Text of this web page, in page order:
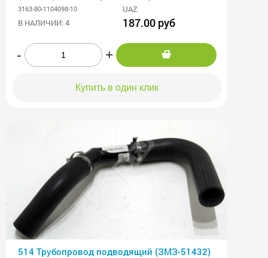
3163-80-1104098-10
UAZ
В НАЛИЧИИ: 4
187.00 руб
- +
Купить в один клик
514 Трубопровод подводящий (ЗМЗ-51432)